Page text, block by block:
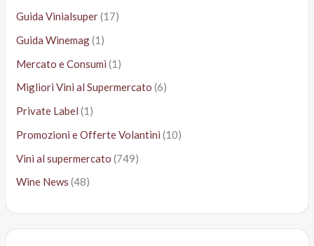
Guida Vinialsuper(17)
Guida Winemag(1)
Mercato e Consumi (1)
Migliori Vini al Supermercato (6)
Private Label (1)
Promozioni e Offerte Volantini (10)
Vini al supermercato (749)
Wine News (48)